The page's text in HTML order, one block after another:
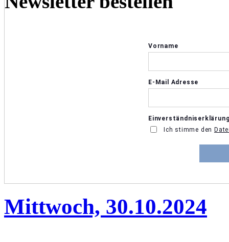
Mittwoch, 30.10.2024